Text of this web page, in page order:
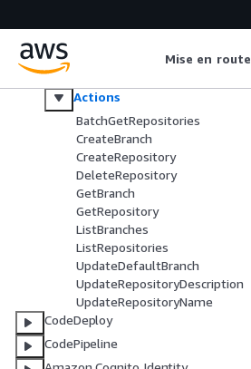
Mise en route
CodeBuild
CodeCommit
Principes de base
Actions
BatchGetRepositories
CreateBranch
CreateRepository
DeleteRepository
GetBranch
GetRepository
ListBranches
ListRepositories
UpdateDefaultBranch
UpdateRepositoryDescription
UpdateRepositoryName
CodeDeploy
CodePipeline